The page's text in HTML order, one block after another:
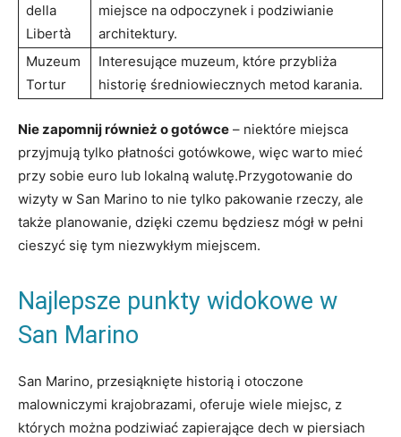
della
Libertà
‍miejsce na odpoczynek i podziwianie
architektury.
Muzeum‌
Tortur
Interesujące muzeum, które przybliża
historię⁣ średniowiecznych metod⁢ karania.
Nie zapomnij również ⁢o gotówce – niektóre miejsca
przyjmują tylko płatności gotówkowe, więc warto mieć
przy sobie⁤ euro lub ⁣lokalną walutę.Przygotowanie do
wizyty w ⁢San Marino‌ to nie⁤ tylko pakowanie rzeczy, ale
‌także planowanie, dzięki⁢ czemu będziesz mógł w pełni
cieszyć się tym niezwykłym miejscem.
Najlepsze punkty widokowe ‍w​
San Marino
San⁣ Marino, przesiąknięte historią⁢ i ⁤otoczone
malowniczymi​ krajobrazami, oferuje wiele miejsc, z
których można podziwiać⁤ zapierające dech w piersiach